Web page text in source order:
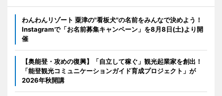
わんわんリゾート 粟津の"看板犬"の名前をみんなで決めよう！
Instagramで「お名前募集キャンペーン」を8月8日(土)より開
催
【奥能登・攻めの復興】「自立して稼ぐ」観光起業家を創出！
「能登観光コミュニケーションガイド育成プロジェクト」が
2026年秋開講